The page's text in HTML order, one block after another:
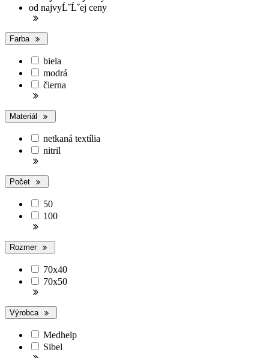
od najvyĹˇĹˇej ceny
Farba
biela
modrá
čierna
Materiál
netkaná textília
nitril
Počet
50
100
Rozmer
70x40
70x50
Výrobca
Medhelp
Sibel